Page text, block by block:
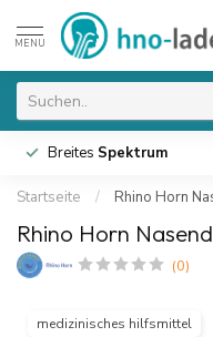
MENU
Breites Spektrum
Startseite / Rhino Horn
Rhino Horn
(0)
medizinisches hilfsmittel